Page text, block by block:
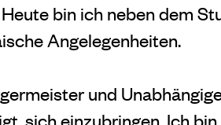
bin ich neben dem
Angelegenheiten.
und
sich einzubringen. Ich